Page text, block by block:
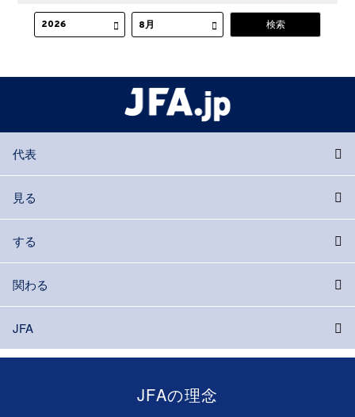
代表
見る
する
関わる
JFA
JFAの理念